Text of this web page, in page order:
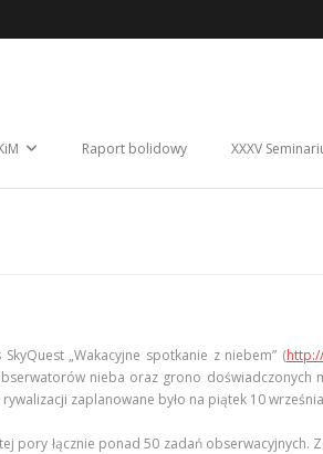
Raport bolidowy XXXV
„Wakacyjne spotkanie z niebem” (
nieba oraz grono doświadczonych
zaplanowane było na piątek 10
pory łącznie ponad 50 zadań obserwacyjnych.